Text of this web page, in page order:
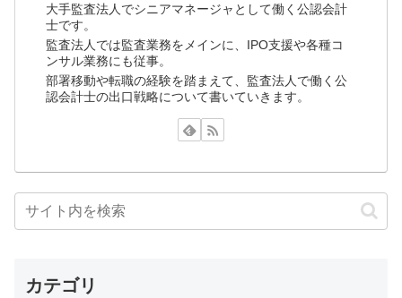
大手監査法人でシニアマネージャとして働く公認会計
士です。
監査法人では監査業務をメインに、IPO支援や各種コ
ンサル業務にも従事。
部署移動や転職の経験を踏まえて、監査法人で働く公
認会計士の出口戦略について書いていきます。
カテゴリ